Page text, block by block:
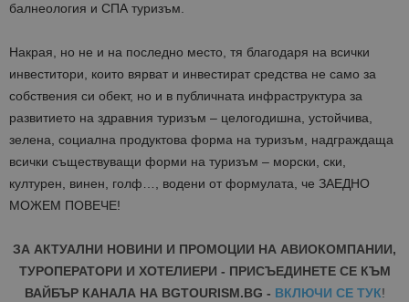
балнеология и СПА туризъм.
Накрая, но не и на последно место, тя благодаря на всички
инвеститори, които вярват и инвестират средства не само за
собствения си обект, но и в публичната инфраструктура за
развитието на здравния туризъм – целогодишна, устойчива,
зелена, социална продуктова форма на туризъм, надграждаща
всички съществуващи форми на туризъм – морски, ски,
културен, винен, голф…, водени от формулата, че ЗАЕДНО
МОЖЕМ ПОВЕЧЕ!
ЗА АКТУАЛНИ НОВИНИ И ПРОМОЦИИ НА АВИОКОМПАНИИ,
ТУРОПЕРАТОРИ И ХОТЕЛИЕРИ - ПРИСЪЕДИНЕТЕ СЕ КЪМ
ВАЙБЪР КАНАЛА НА BGTOURISM.BG - ВКЛЮЧИ СЕ ТУК!